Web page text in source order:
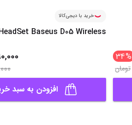
%
34
تومان
خرید با دیجی‌کالا
Baseus D05 Wireless
افزودن به سبد